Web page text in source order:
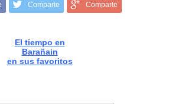
Comparte Comparte
El tiempo en
Barañain
en sus favoritos